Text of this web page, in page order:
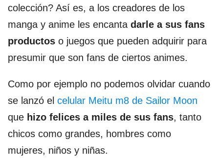
colección? Así es, a los creadores de los
manga y anime les encanta darle a sus fans
productos o juegos que pueden adquirir para
presumir que son fans de ciertos animes.
Como por ejemplo no podemos olvidar cuando
se lanzó el celular Meitu m8 de Sailor Moon
que hizo felices a miles de sus fans, tanto
chicos como grandes, hombres como
mujeres, niños y niñas.